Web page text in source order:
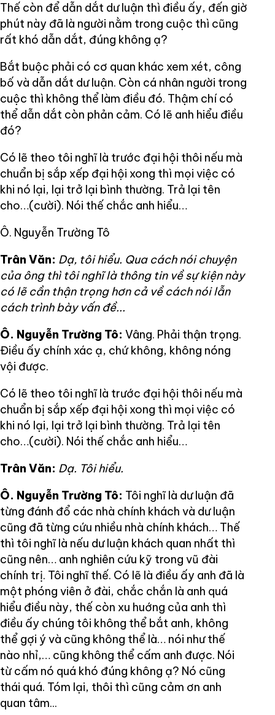
Thế còn để dẫn dắt dư luận thì điều ấy, đến giờ
phút này đã là người nằm trong cuộc thì cũng
rất khó dẫn dắt, đúng không ạ?
Bắt buộc phải có cơ quan khác xem xét, công
bố và dẫn dắt dư luận. Còn cá nhân người trong
cuộc thì không thể làm điều đó. Thậm chí có
thể dẫn dắt còn phản cảm. Có lẽ anh hiểu điều
đó?
Có lẽ theo tôi nghĩ là trước đại hội thôi nếu mà
chuẩn bị sắp xếp đại hội xong thì mọi việc có
khi nó lại, lại trở lại bình thường. Trả lại tên
cho…(cười). Nói thế chắc anh hiểu…
Ô. Nguyễn Trường Tô
Trân Văn: Dạ, tôi hiểu. Qua cách nói chuyện
của ông thì tôi nghĩ là thông tin về sự kiện này
có lẽ cần thận trọng hơn cả về cách nói lẫn
cách trình bày vấn đề...
Ô. Nguyễn Trường Tô: Vâng. Phải thận trọng.
Điều ấy chính xác ạ, chứ không, không nóng
vội được.
Có lẽ theo tôi nghĩ là trước đại hội thôi nếu mà
chuẩn bị sắp xếp đại hội xong thì mọi việc có
khi nó lại, lại trở lại bình thường. Trả lại tên
cho…(cười). Nói thế chắc anh hiểu…
Trân Văn: Dạ. Tôi hiểu.
Ô. Nguyễn Trường Tô: Tôi nghĩ là dư luận đã
từng đánh đổ các nhà chính khách và dư luận
cũng đã từng cứu nhiều nhà chính khách… Thế
thì tôi nghĩ là nếu dư luận khách quan nhất thì
cũng nên… anh nghiên cứu kỹ trong vũ đài
chính trị. Tôi nghĩ thế. Có lẽ là điều ấy anh đã là
một phóng viên ở đài, chắc chắn là anh quá
hiểu điều này, thế còn xu huớng của anh thì
điều ấy chúng tôi không thể bắt anh, không
thể gợi ý và cũng không thể là… nói như thế
nào nhỉ,… cũng không thể cấm anh được. Nói
từ cấm nó quá khó đúng không ạ? Nó cũng
thái quá. Tóm lại, thôi thì cũng cảm ơn anh
quan tâm...